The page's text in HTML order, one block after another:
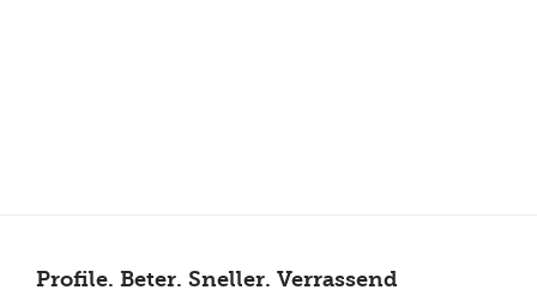
Profile. Beter. Sneller. Verrassend